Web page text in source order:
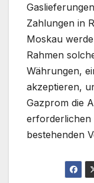
Zahlungen in
Moskau
Rahmen
Währungen,
akzeptieren,
Gazprom die
erforderlichen
bestehenden